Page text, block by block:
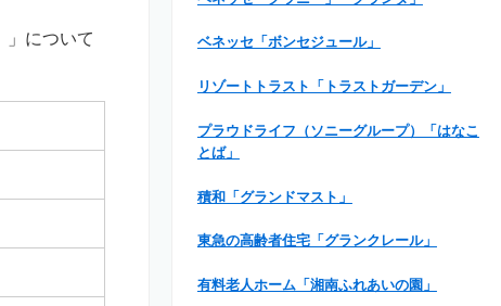
」について
ベネッセ「ボンセジュール」
リゾートトラスト「トラストガーデン」
プラウドライフ（ソニーグループ）「はなこ
とば」
積和「グランドマスト」
東急の高齢者住宅「グランクレール」
有料老人ホーム「湘南ふれあいの園」